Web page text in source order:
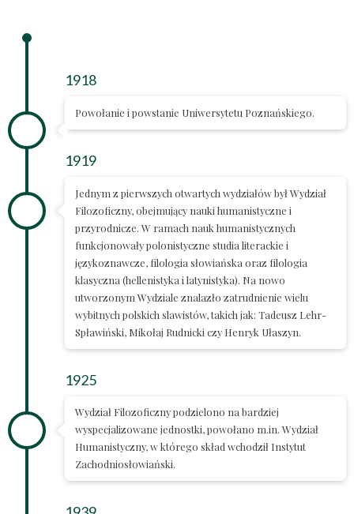
1918
Powołanie i powstanie Uniwersytetu Poznańskiego.
1919
Jednym z pierwszych otwartych wydziałów był Wydział
Filozoficzny, obejmujący nauki humanistyczne i
przyrodnicze. W ramach nauk humanistycznych
funkcjonowały polonistyczne studia literackie i
językoznawcze, filologia słowiańska oraz filologia
klasyczna (hellenistyka i latynistyka). Na nowo
utworzonym Wydziale znalazło zatrudnienie wielu
wybitnych polskich slawistów, takich jak: Tadeusz Lehr-
Spławiński, Mikołaj Rudnicki czy Henryk Ułaszyn.
1925
Wydział Filozoficzny podzielono na bardziej
wyspecjalizowane jednostki, powołano m.in. Wydział
Humanistyczny, w którego skład wchodził Instytut
Zachodniosłowiański.